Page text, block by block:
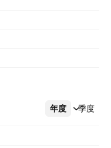
年度 季度
更多